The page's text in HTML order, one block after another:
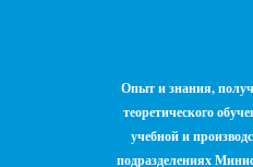
Опыт и знания,
теоретического
учебной и
подразделениях